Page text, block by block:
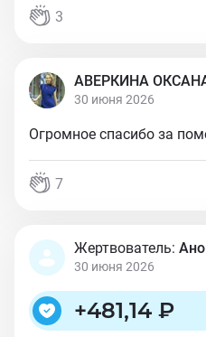
3
АВЕРКИНА
30 июня 2026
Огромное спасибо за
7
Жертвователь:
30 июня 2026
+481,14 ₽